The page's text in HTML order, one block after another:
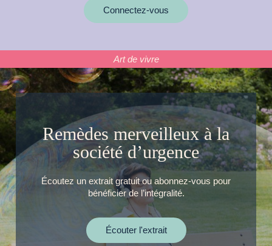
Connectez-vous
Art de vivre
Remèdes merveilleux à la
société d’urgence
Écoutez un extrait gratuit ou abonnez-vous pour
bénéficier de l’intégralité.
Écouter l'extrait